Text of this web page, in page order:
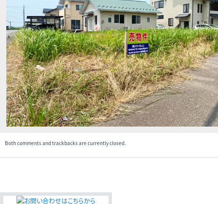
土地
その他
売りたい サポート内容
売却の流れ
無料査定・売却・買取
お役立ち
情報
資産活用・売却の豆知識
会社案内 特長・サービス
スタッフ紹介
アクセス
メールでお問合せ 無料査定
Both comments and trackbacks are currently closed.